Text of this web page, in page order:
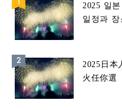
2025 일
일정과 장
2025日本人氣
火任你選